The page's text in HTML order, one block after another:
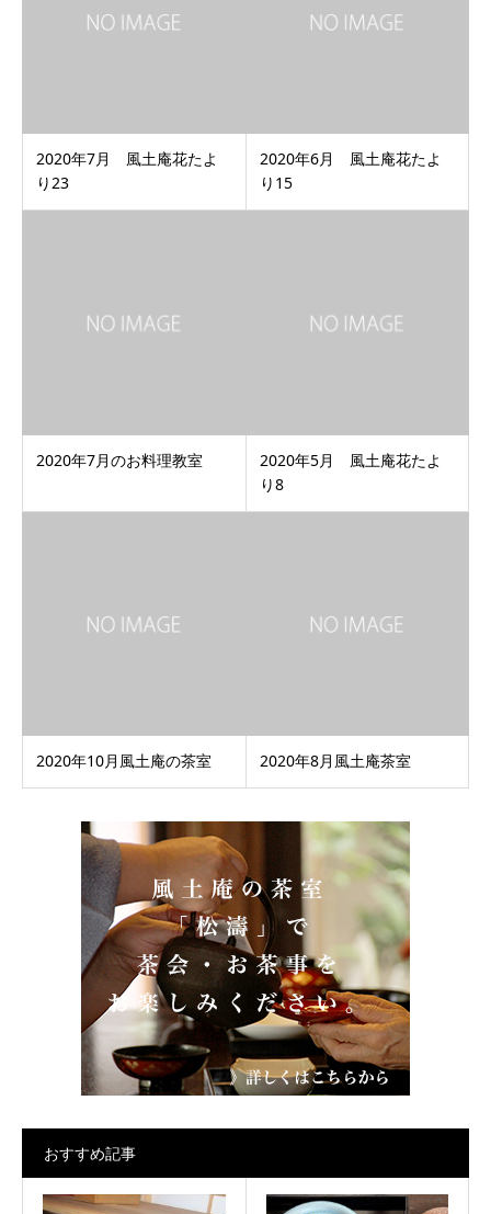
2020年7月 風土庵花たよ
り23
2020年6月 風土庵花たよ
り15
2020年7月のお料理教室
2020年5月 風土庵花たよ
り8
2020年10月風土庵の茶室 2020年8月風土庵茶室
おすすめ記事